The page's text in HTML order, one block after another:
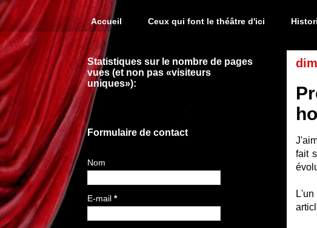
Accueil Ceux qui font le théâtre d'ici
fait
Statistiques sur le nombre de pages
vues (et non pas «visiteurs
uniques»):
Formulaire de contact
Nom
E-mail *